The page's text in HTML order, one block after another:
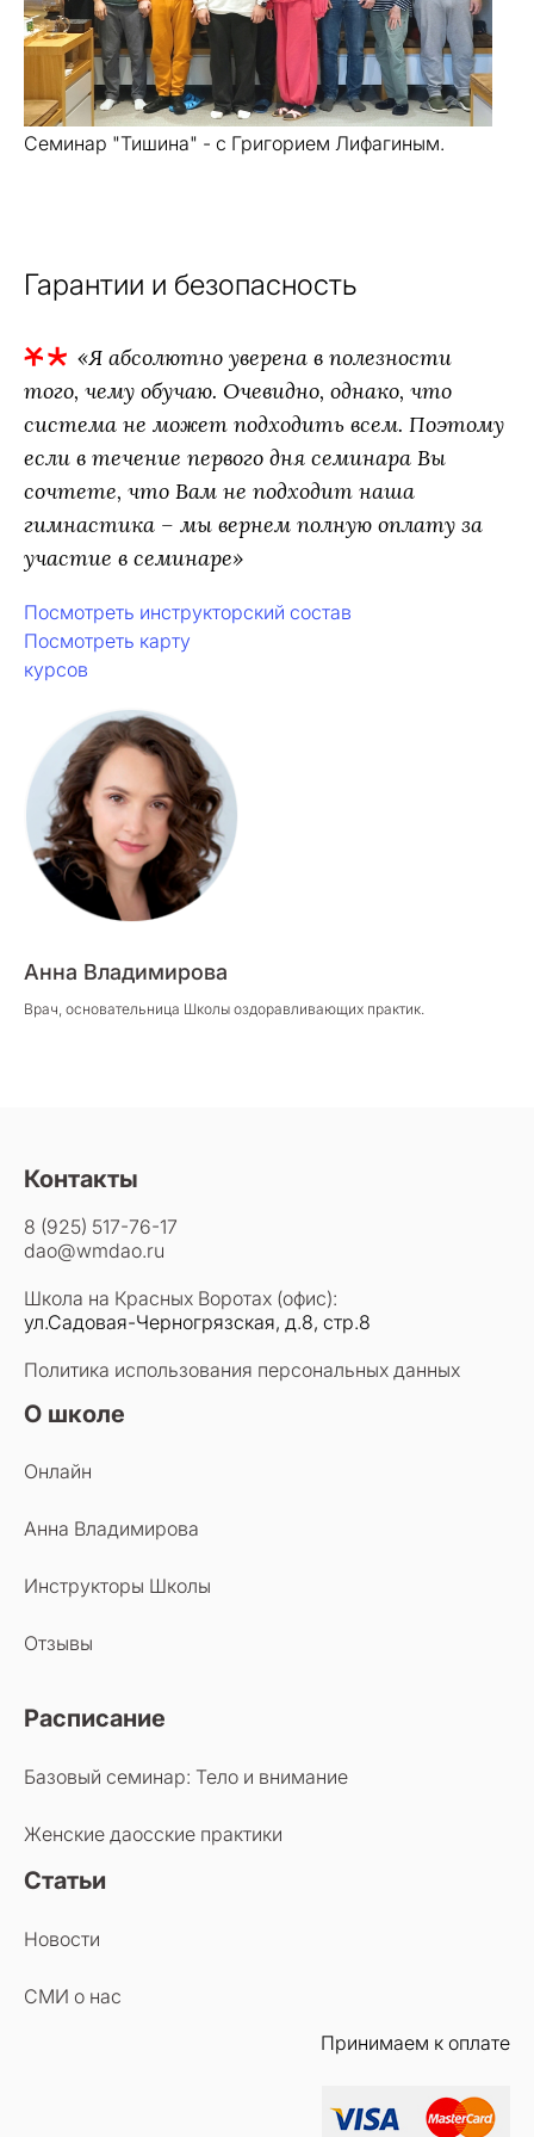
Семинар "Тишина" - с Григорием Лифагиным.
Гарантии и безопасность
«Я абсолютно уверена в полезности
того, чему обучаю. Очевидно, однако, что
система не может подходить всем. Поэтому
если в течение первого дня семинара Вы
сочтете, что Вам не подходит наша
гимнастика – мы вернем полную оплату за
участие в семинаре»
Посмотреть инструкторский состав
Посмотреть карту
курсов
Анна Владимирова
Врач, основательница Школы оздоравливающих практик.
Контакты
8 (925) 517-76-17
dao@wmdao.ru
Школа на Красных Воротах (офис):
ул.Садовая-Черногрязская, д.8, стр.8
Политика использования персональных данных
О школе
Онлайн
Анна Владимирова
Инструкторы Школы
Отзывы
Расписание
Базовый семинар: Тело и внимание
Женские даосские практики
Статьи
Новости
СМИ о нас
Принимаем к оплате